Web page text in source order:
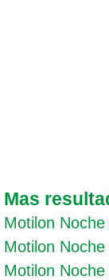
Mas
Motilon
Motilon
Motilon